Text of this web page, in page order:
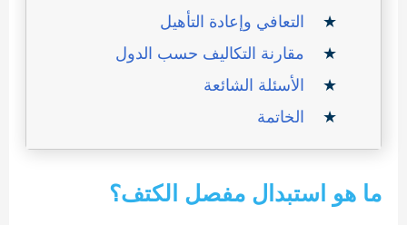
التعافي وإعادة التأهيل
مقارنة التكاليف حسب الدول
الأسئلة الشائعة
الخاتمة
ما هو استبدال مفصل الكتف؟